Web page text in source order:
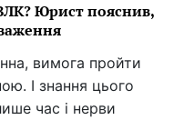
Юрист пояснив,
вимога пройти
І знання цього
час і нерви